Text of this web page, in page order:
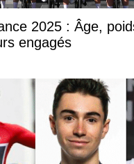
2025 : Âge,
engagés